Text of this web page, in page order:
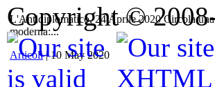
L'Antidiplomatico, 24 Aprile 2020 Circola una
moderna:...
Articoli| 10 May 2020
Copyright ©